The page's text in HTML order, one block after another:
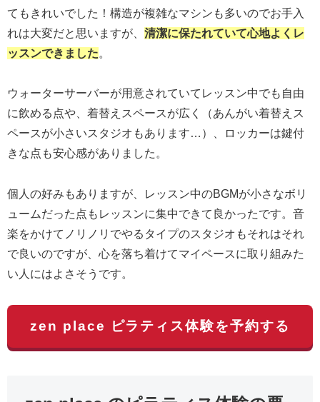
てもきれいでした！構造が複雑なマシンも多いのでお手入
れは大変だと思いますが、 清潔に保たれていて心地よくレ
ッスンできました。
ウォーターサーバーが用意されていてレッスン中でも自由
に飲める点や、着替えスペースが広く（あんがい着替えス
ペースが小さいスタジオもあります…）、ロッカーは鍵付
きな点も安心感がありました。
個人の好みもありますが、レッスン中のBGMが小さなボリ
ュームだった点もレッスンに集中できて良かったです。音
楽をかけてノリノリでやるタイプのスタジオもそれはそれ
で良いのですが、心を落ち着けてマイペースに取り組みた
い人にはよさそうです。
zen place ピラティス体験を予約する